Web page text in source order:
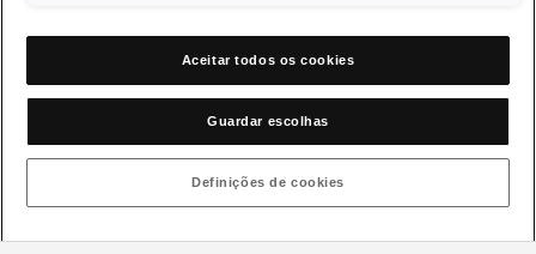
Os carros mild hybrid apresentam uma redução de 11% no
consumo, comparando com veículos de combustão interna.
Tendo em conta que o consumo de um automóvel de combustão
situa-se nos 6 a 7 litros por 100 quilómetros, uma redução de
11% equivale a valores médios de 5 a 6 litros por 100
Aceitar todos os cookies
Guardar escolhas
Definições de cookies